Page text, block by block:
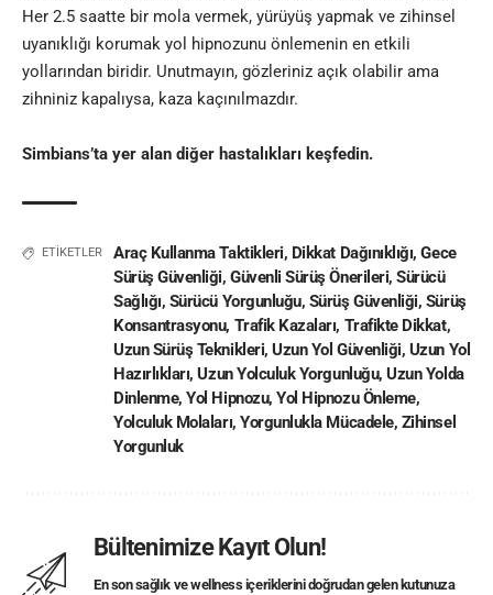
Her 2.5 saatte bir mola vermek, yürüyüş yapmak ve zihinsel
uyanıklığı korumak yol hipnozunu önlemenin en etkili
yollarından biridir. Unutmayın, gözleriniz açık olabilir ama
zihniniz kapalıysa, kaza kaçınılmazdır.
Simbians’ta yer alan diğer hastalıkları keşfedin.
ETİKETLER Araç Kullanma Taktikleri, Dikkat Dağınıklığı,Gece
Sürüş Güvenliği,Güvenli Sürüş Önerileri,Sürücü
Sağlığı, Sürücü Yorgunluğu, Sürüş Güvenliği, Sürüş
Konsantrasyonu, Trafik Kazaları, Trafikte Dikkat,
Uzun Sürüş Teknikleri,Uzun Yol Güvenliği, Uzun Yol
Hazırlıkları,Uzun Yolculuk Yorgunluğu,Uzun Yolda
Dinlenme,Yol Hipnozu,Yol Hipnozu Önleme,
Yolculuk Molaları,Yorgunlukla Mücadele, Zihinsel
Yorgunluk
Bültenimize Kayıt Olun!
En son sağlık ve wellness içeriklerini doğrudan gelen kutunuza